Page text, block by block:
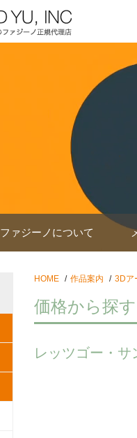
ファジーノについて
HOME 作品案内 3Dア
価格から探
レッツゴー・